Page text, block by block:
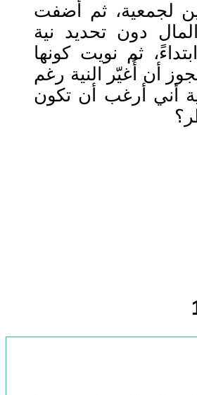
لجمعية، ثم أضفت
دون تحديد نية
ثم نويت كونها
أن أُغيّر النية رغم
أني أرغب أن تكون